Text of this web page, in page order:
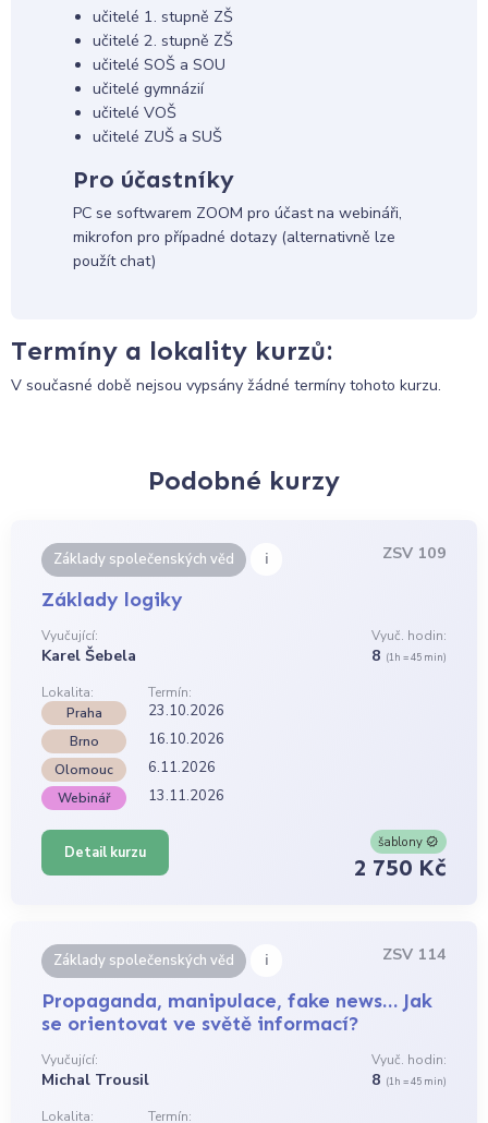
učitelé 1. stupně ZŠ
učitelé 2. stupně ZŠ
učitelé SOŠ a SOU
učitelé gymnázií
učitelé VOŠ
učitelé ZUŠ a SUŠ
Pro účastníky
PC se softwarem ZOOM pro účast na webináři,
mikrofon pro případné dotazy (alternativně lze
použít chat)
Termíny a lokality kurzů:
V současné době nejsou vypsány žádné termíny tohoto kurzu.
Podobné kurzy
Základy společenských věd i ZSV 109
Základy logiky
Vyučující:
Karel Šebela
Vyuč. hodin:
8 (1h = 45 min)
Lokalita:
Termín:
Praha
23.10.2026
Brno 16.10.2026
Olomouc 6.11.2026
Webinář 13.11.2026
Detail kurzu
šablony
2 750 Kč
Základy společenských věd i ZSV 114
Propaganda, manipulace, fake news… Jak
se orientovat ve světě informací?
Vyučující:
Michal Trousil
Vyuč. hodin:
8 (1h = 45 min)
Lokalita: Termín: